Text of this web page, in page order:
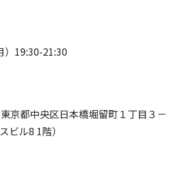
）19:30-21:30
東京都中央区日本橋堀留町１丁目３－
ビル8 1階）